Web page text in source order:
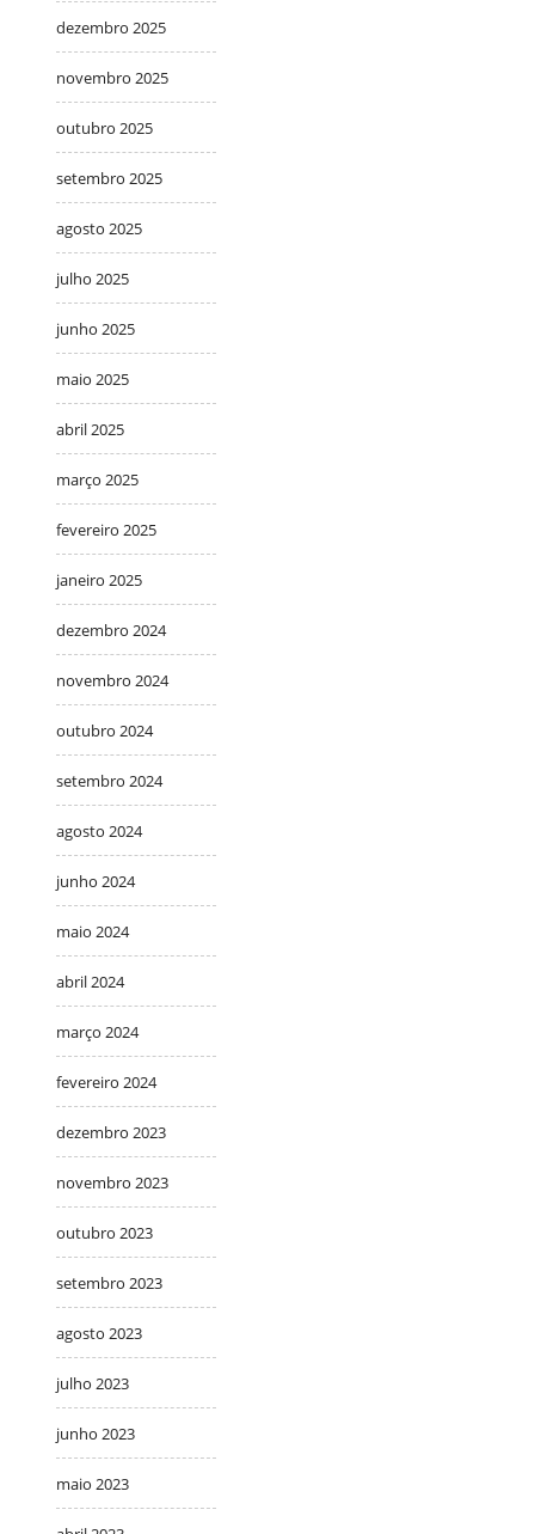
dezembro 2025
novembro 2025
outubro 2025
setembro 2025
agosto 2025
julho 2025
junho 2025
maio 2025
abril 2025
março 2025
fevereiro 2025
janeiro 2025
dezembro 2024
novembro 2024
outubro 2024
setembro 2024
agosto 2024
junho 2024
maio 2024
abril 2024
março 2024
fevereiro 2024
dezembro 2023
novembro 2023
outubro 2023
setembro 2023
agosto 2023
julho 2023
junho 2023
maio 2023